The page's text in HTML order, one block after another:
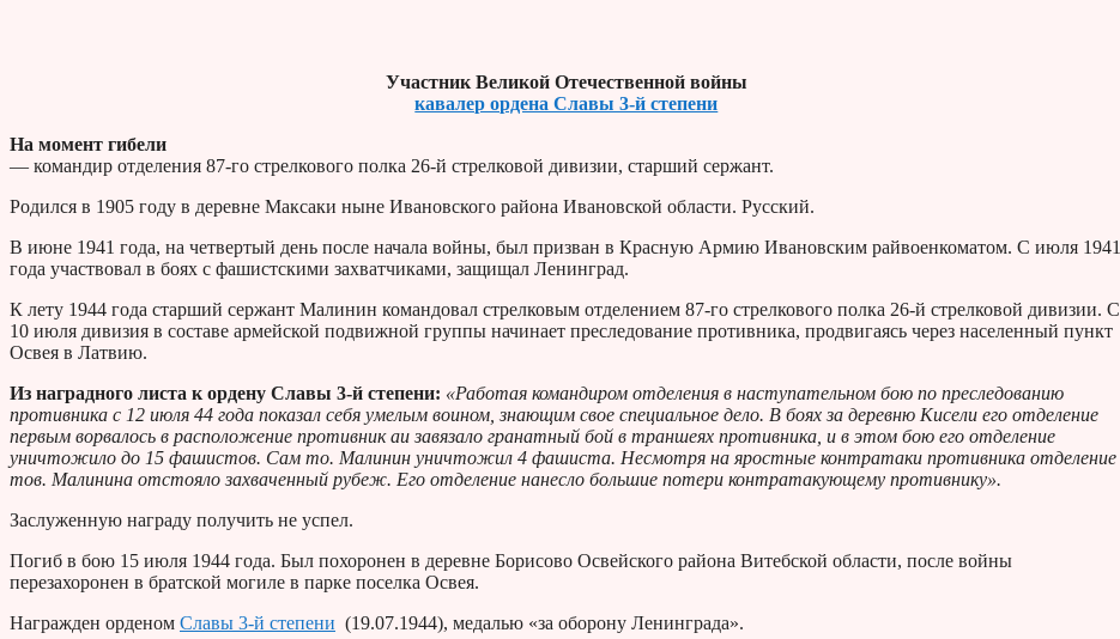
Участник Великой Отечественной войны
кавалер ордена Славы 3-й степени
На момент гибели
— командир отделения 87-го стрелкового полка 26-й стрелковой дивизии, старший сержант.
Родился в 1905 году в деревне Максаки ныне Ивановского района Ивановской области. Русский.
В июне 1941 года, на четвертый день после начала войны, был призван в Красную Армию Ивановским райвоенкоматом. С июля 1941
года участвовал в боях с фашистскими захватчиками, защищал Ленинград.
К лету 1944 года старший сержант Малинин командовал стрелковым отделением 87-го стрелкового полка 26-й стрелковой дивизии. С
10 июля дивизия в составе армейской подвижной группы начинает преследование противника, продвигаясь через населенный пункт
Освея в Латвию.
Из наградного листа к ордену Славы 3-й степени: «Работая командиром отделения в наступательном бою по преследованию
противника с 12 июля 44 года показал себя умелым воином, знающим свое специальное дело. В боях за деревню Кисели его отделение
первым ворвалось в расположение противник аи завязало гранатный бой в траншеях противника, и в этом бою его отделение
уничтожило до 15 фашистов. Сам то. Малинин уничтожил 4 фашиста. Несмотря на яростные контратаки противника отделение
тов. Малинина отстояло захваченный рубеж. Его отделение нанесло большие потери контратакующему противнику».
Заслуженную награду получить не успел.
Погиб в бою 15 июля 1944 года. Был похоронен в деревне Борисово Освейского района Витебской области, после войны
перезахоронен в братской могиле в парке поселка Освея.
Награжден орденом Славы 3-й степени (19.07.1944), медалью «за оборону Ленинграда».